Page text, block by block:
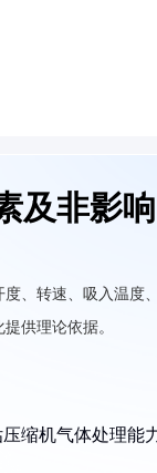
及非影
、转速、吸入温度
供理论依据。
缩机气体处理能